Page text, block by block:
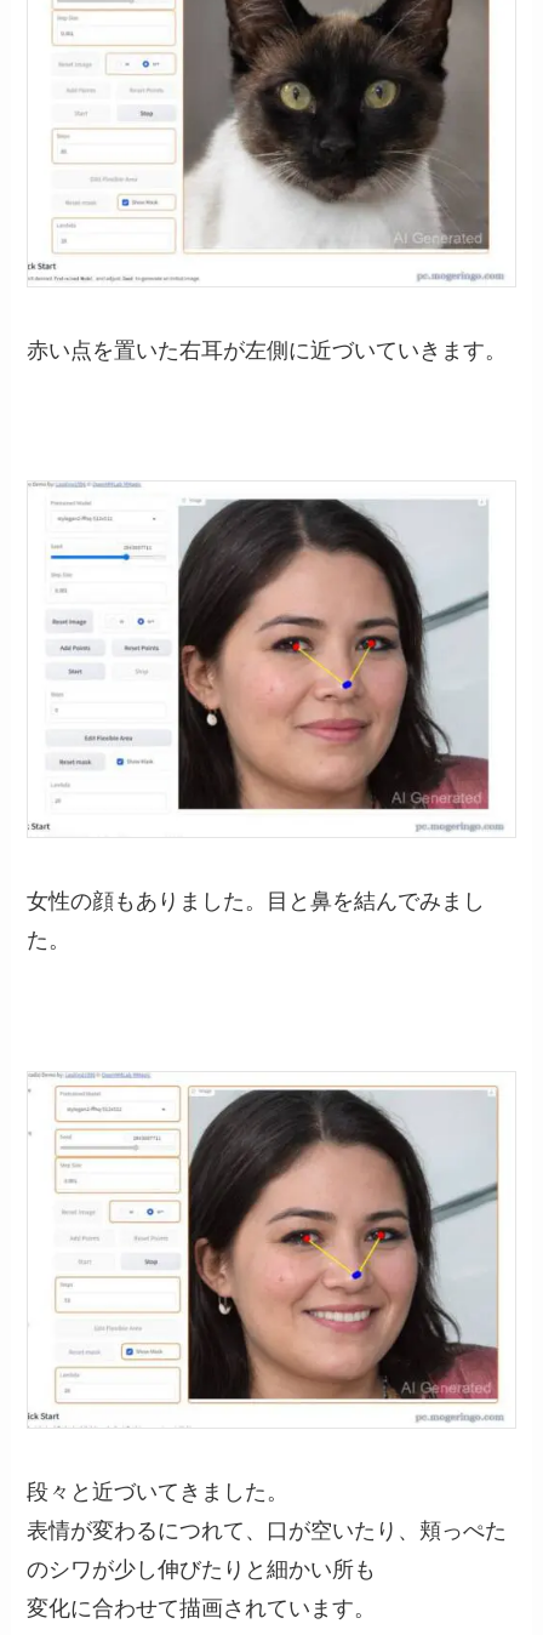
赤い点を置いた右耳が左側に近づいていきます。
女性の顔もありました。目と鼻を結んでみまし
た。
段々と近づいてきました。
表情が変わるにつれて、口が空いたり、頬っぺた
のシワが少し伸びたりと細かい所も
変化に合わせて描画されています。